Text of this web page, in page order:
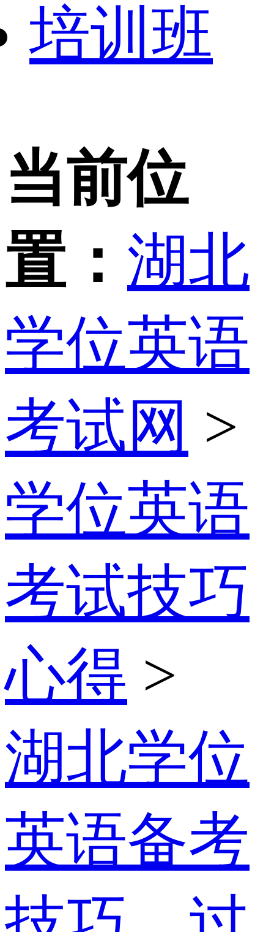
培训班
当前位
置： 湖北
学位英语
考试网 >
学位英语
考试技巧
心得 >
湖北学位
英语备考